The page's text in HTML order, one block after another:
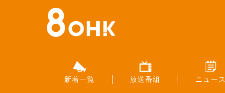
新着一覧 放送番組 ニュース